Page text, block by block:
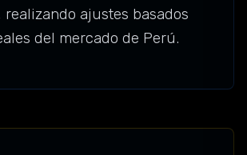
realizando ajustes basados
del mercado de Perú.